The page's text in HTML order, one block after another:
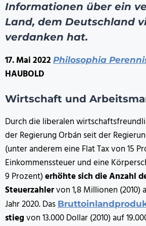
Informationen über ein
Land, dem Deutschland
verdanken hat.
17. Mai 2022 Philosophia
HAUBOLD
Wirtschaft und
Durch die liberalen
der Regierung Orbán seit der
(unter anderem eine Flat Tax von 15
Einkommenssteuer und eine
9 Prozent)erhöhte sich die Anzahl
Steuerzahlervon 1,8 Millionen (2010)
Jahr 2020. Das
stiegvon 13.000 Dollar (2010) auf